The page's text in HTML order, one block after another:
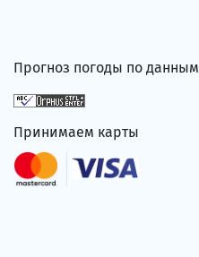
Прогноз погоды по данным
Принимаем карты